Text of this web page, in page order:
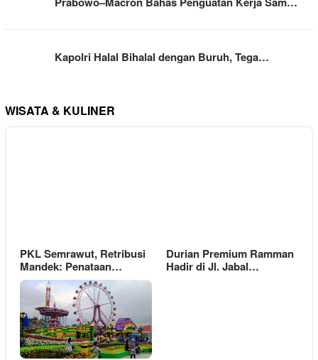
Kapolri Halal Bihalal dengan Buruh, Tega…
WISATA & KULINER
PKL Semrawut, Retribusi
Mandek: Penataan…
Durian Premium Ramman
Hadir di Jl. Jabal…